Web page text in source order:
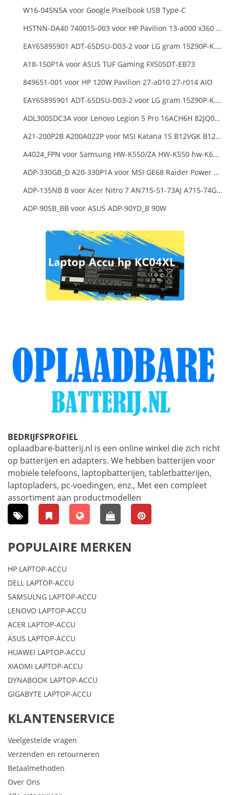
W16-045N5A voor Google Pixelbook USB Type-C
HSTNN-DA40 740015-003 voor HP Pavilion 13-a000 x360 11-h000 x2 Series 19.5v 45w 2.31a Blue Charger+Cord
EAY65895901 ADT-65DSU-D03-2 voor LG gram 15Z90P-K.ARB6U1 16T90P, LG gram 15Z90Q 16Z90Q 17Z90Q16Z95PD Series
A18-150P1A voor ASUS TUF Gaming FX505DT-EB73
849651-001 voor HP 120W Pavilion 27-a010 27-r014 AIO
EAY65895901 ADT-65DSU-D03-2 voor LG gram 15Z90P-K.ARB6U1 16T90P, LG gram 15Z90Q 16Z90Q 17Z90Q16Z95PD Series
ADL300SDC3A voor Lenovo Legion 5 Pro 16ACH6H 82JQ008HUK 82JQ008
A21-200P2B A200A022P voor MSI Katana 15 B12VGK B12VFK B12VEK
A4024_FPN voor Samsung HW-K550/ZA HW-K550 hw-K650 Soundbar
ADP-330GB_D A20-330P1A voor MSI GE68 Raider Power Supply
ADP-135NB B voor Acer Nitro 7 AN715-51-73AJ A715-74G-52B0 Notebook
ADP-90SB_BB voor ASUS ADP-90YD_B 90W
BEDRIJFSPROFIEL
oplaadbare-batterij.nl is een online winkel die zich richt
op batterijen en adapters. We hebben batterijen voor
mobiele telefoons, laptopbatterijen, tabletbatterijen,
laptopladers, pc-voedingen, enz., Met een compleet
assortiment aan productmodellen
POPULAIRE MERKEN
HP LAPTOP-ACCU
DELL LAPTOP-ACCU
SAMSULNG LAPTOP-ACCU
LENOVO LAPTOP-ACCU
ACER LAPTOP-ACCU
ASUS LAPTOP-ACCU
HUAWEI LAPTOP-ACCU
XIAOMI LAPTOP-ACCU
DYNABOOK LAPTOP-ACCU
GIGABYTE LAPTOP-ACCU
KLANTENSERVICE
Veelgestelde vragen
Verzenden en retourneren
Betaalmethoden
Over Ons